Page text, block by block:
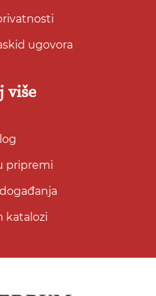
ugovora
više
pripremi
katalozi